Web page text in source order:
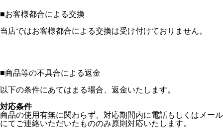
■お客様都合による交換
当店ではお客様都合による交換は受け付けておりません。
■商品等の不具合による返金
以下の条件にあてはまる場合、返金いたします。
対応条件
商品の使用有無に関わらず、対応期間内に電話もしくはメール
にてご連絡いただいたもののみ原則対応いたします。